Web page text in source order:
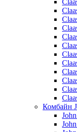
Комбайн